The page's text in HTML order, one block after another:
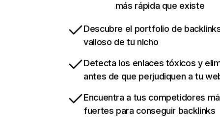
más rápida que existe
Descubre el portfolio de
valioso de tu nicho
Detecta los enlaces tóxicos y
antes de que perjudiquen a tu
Encuentra a tus competidores
fuertes para conseguir backlinks